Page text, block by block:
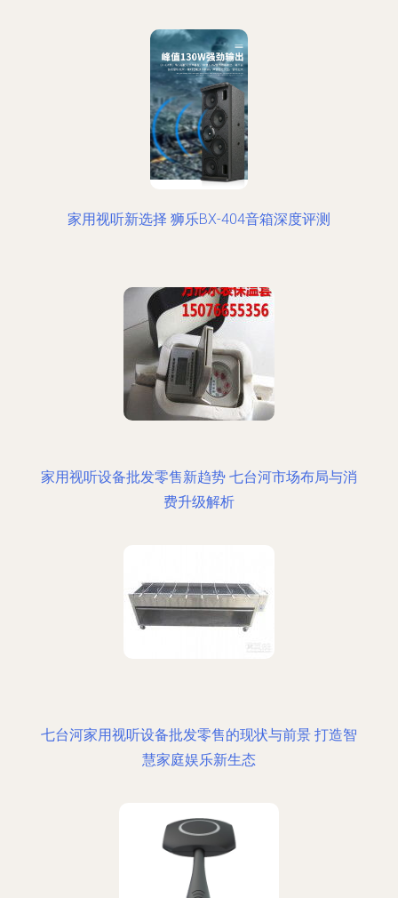
家用视听新选择 狮乐BX-404音箱深度评测
家用视听设备批发零售新趋势 七台河市场布局与消
费升级解析
七台河家用视听设备批发零售的现状与前景 打造智
慧家庭娱乐新生态